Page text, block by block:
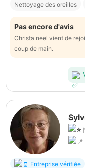
Nettoyage des oreilles
Pas encore d'avis
Christa neel vient de
coup de main.
Entreprise vérifiée